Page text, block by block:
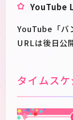
YouTube
YouTube「バ
URLは後日公
タイムス